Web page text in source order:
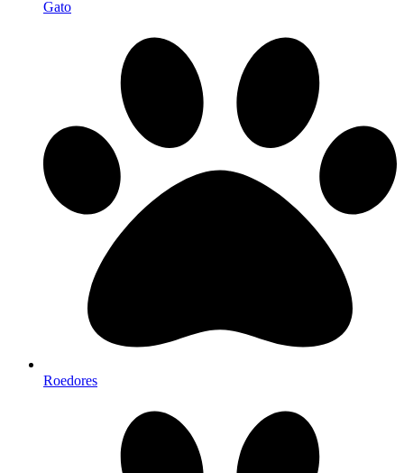
Gato
Roedores